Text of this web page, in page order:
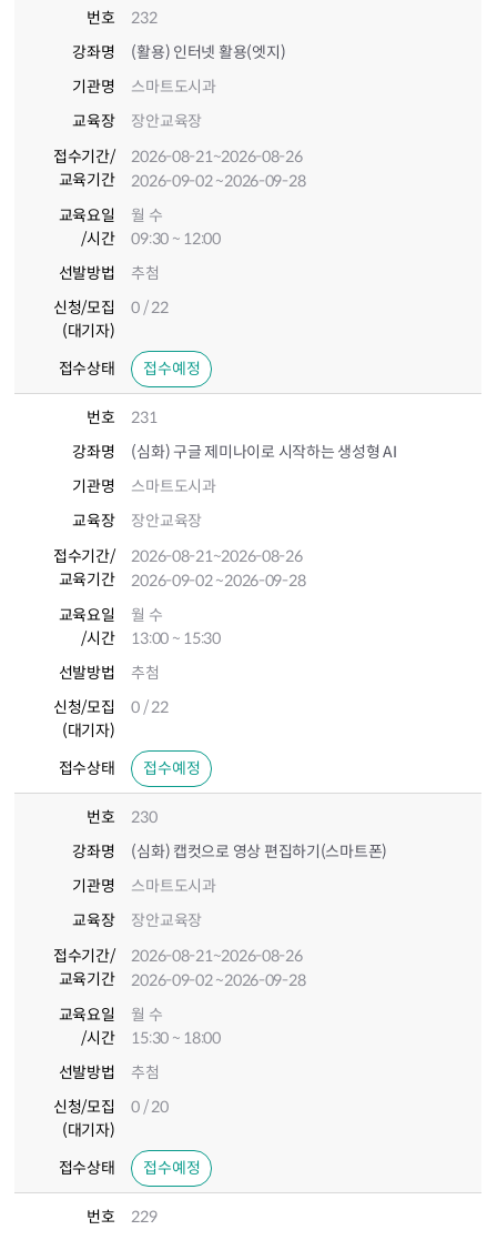
번호
232
강좌명
(활용) 인터넷 활용(엣지)
기관명
스마트도시과
교육장
장안교육장
접수기간/
교육기간
2026-08-21~2026-08-26
2026-09-02~2026-09-28
교육요일
/시간
월 수
09:30 ~ 12:00
선발방법
추첨
신청/모집
(대기자)
0 / 22
접수상태 접수예정
번호
231
강좌명
(심화) 구글 제미나이로 시작하는 생성형 AI
기관명
스마트도시과
교육장
장안교육장
접수기간/
교육기간
2026-08-21~2026-08-26
2026-09-02~2026-09-28
교육요일
/시간
월 수
13:00 ~ 15:30
선발방법
추첨
신청/모집
(대기자)
0 / 22
접수상태 접수예정
번호
230
강좌명
(심화) 캡컷으로 영상 편집하기(스마트폰)
기관명
스마트도시과
교육장
장안교육장
접수기간/
교육기간
2026-08-21~2026-08-26
2026-09-02~2026-09-28
교육요일
/시간
월 수
15:30 ~ 18:00
선발방법
추첨
신청/모집
(대기자)
0 / 20
접수상태 접수예정
번호
229